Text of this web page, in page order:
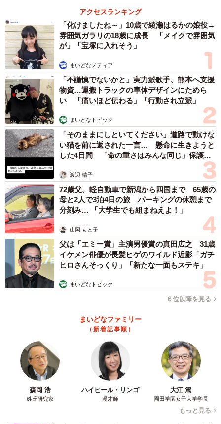
アクセスランキング
「化けましたね～」10歳で綾瀬はるかの娘役→
雰囲気ガラリの18歳に成長 「メイクで雰囲気
が」「宝塚に入れそう」
まいどなメディア
「不謹慎でないかと」実力派歌手、熊本へ支援
物資…運搬トラックの車体デザインにためら
い 「痛いほど伝わる」「行動され立派」
まいどなトピック
「そのままにしといてください」道路で動けな
い猫を前に返された一言… 懸命に生きようと
した4日間 「命の重さはみんな同じ」保護団
渡辺 晴子
72歳父、軽自動車で新潟から四国まで 65歳の
母と2人で3泊4日の旅 パーキングの休憩まで
分刻み… 「大学生でも組まねえよ！」
山岡 もと子
父は「エミー賞」主演男優賞の真田広之 31歳
イケメン俳優が長髪ヒゲのワイルド近影「ガチ
ヒロさんそっくり」「新たな一面もステキ」
まいどなトピック
６位以降を見る
まいどなファミリー
（新着記事順）
森岡 浩
姓氏研究家
ハイヒール・リンゴ
漫才師
大江 篤
園田学園女子大学学長
もっと見る